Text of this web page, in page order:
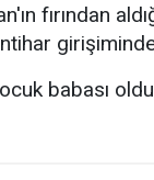
fırından
babası